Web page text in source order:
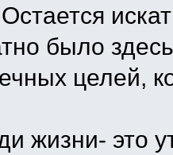
было
целей,
жизни- это